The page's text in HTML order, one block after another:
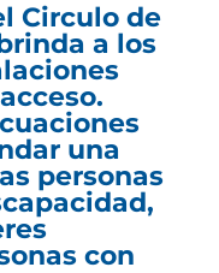
Circulo de
a los
una
personas
con